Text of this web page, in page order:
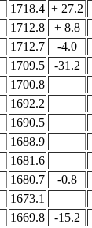
1718.4 + 27.2
1712.8 + 8.8
1712.7 -4.0
1709.5 -31.2
1700.8
1692.2
1690.5
1688.9
1681.6
1680.7 -0.8
1673.1
1669.8 -15.2